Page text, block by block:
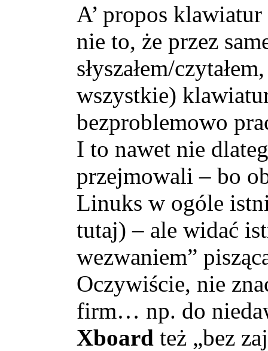
A’ propos
nie to, że przez
słyszałem/
wszystkie)
bezproblemowo
I to nawet nie
przejmowali – bo
Linuks w ogóle
tutaj) – ale widać
wezwaniem”
Oczywiście, nie
firm… np. do
Xboard też „bez